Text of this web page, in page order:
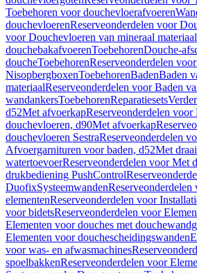
Toebehoren voor douchevloerafvoeren
douchevloerenReserveonderdelen voor
voor Douchevloeren van mineraal materiaal
douchebakafvoerenToebehorenDouche-
doucheToebehorenReserveonderdelen
NisopbergboxenToebehorenBadenBaden
materiaalReserveonderdelen voor Baden
wandankersToebehorenReparatiesets
d52Met afvoerkapReserveonderdelen
douchevloeren, d90Met afvoerkap
douchevloeren SestraReserveonderdelen
Afvoergarnituren voor baden, d52Met
watertoevoerReserveonderdelen voor Met
drukbediening PushControl
DuofixSysteemwandenReserveonderdelen
elementenReserveonderdelen voor
voor bidetsReserveonderdelen voor
Elementen voor douches met
Elementen voor douchescheidingswanden
voor was- en afwasmachines
spoelbakkenReserveonderdelen voor